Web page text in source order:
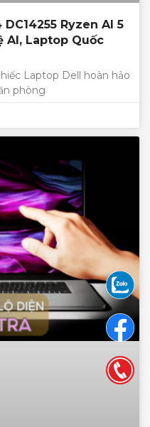
Ryzen AI 5
AI, Laptop Quốc
Laptop Dell hoàn hảo
phòng